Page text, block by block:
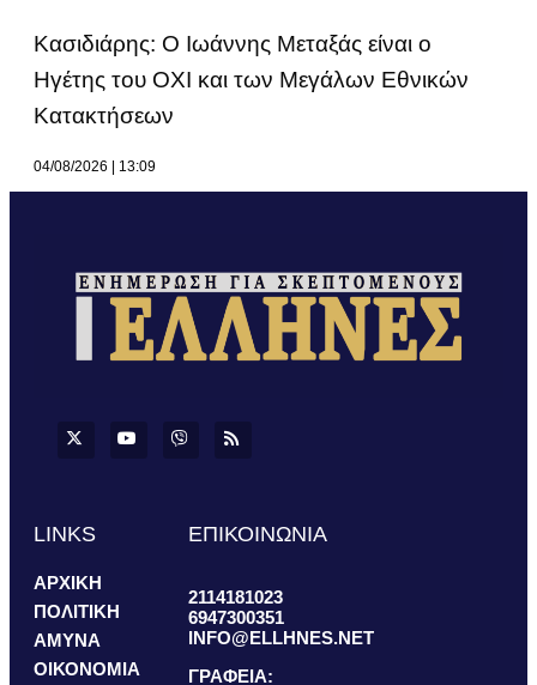
Κασιδιάρης: Ο Ιωάννης Μεταξάς είναι ο
Ηγέτης του ΟΧΙ και των Μεγάλων Εθνικών
Κατακτήσεων
04/08/2026 13:09
LINKS
ΑΡΧΙΚΗ
ΠΟΛΙΤΙΚΗ
ΑΜΥΝΑ
ΟΙΚΟΝΟΜΙΑ
ΕΠΙΚΟΙΝΩΝΙΑ
2114181023
6947300351
INFO@ELLHNES.NET
ΓΡΑΦΕΙΑ: